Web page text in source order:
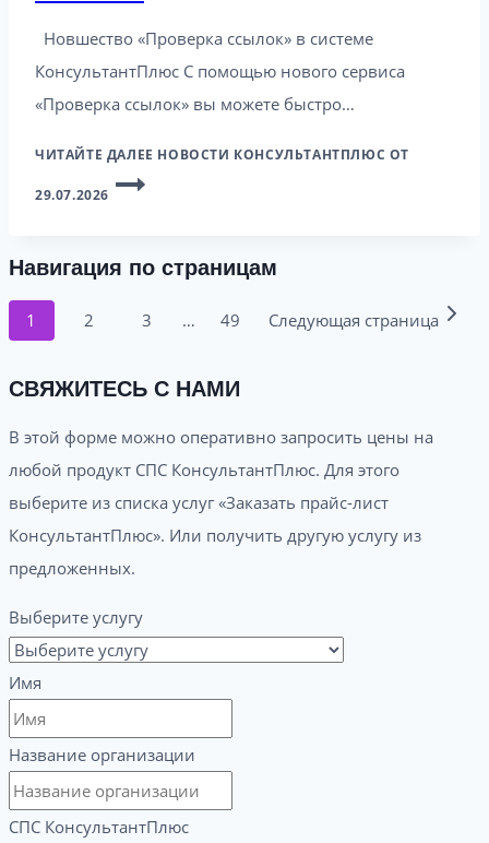
Новшество «Проверка ссылок» в системе
КонсультантПлюс С помощью нового сервиса
«Проверка ссылок» вы можете быстро…
ЧИТАЙТЕ ДАЛЕЕ НОВОСТИ КОНСУЛЬТАНТПЛЮС ОТ
29.07.2026
Навигация по страницам
1 2 3 … 49 Следующая страница
СВЯЖИТЕСЬ С НАМИ
В этой форме можно оперативно запросить цены на
любой продукт СПС КонсультантПлюс. Для этого
выберите из списка услуг «Заказать прайс-лист
КонсультантПлюс». Или получить другую услугу из
предложенных.
Выберите услугу
Имя
Название организации
СПС КонсультантПлюс